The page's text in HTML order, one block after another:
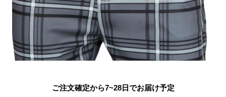
ご注文確定から7~28日でお届け予定